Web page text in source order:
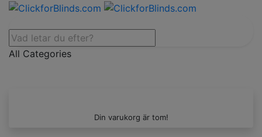
All Categories
Din varukorg är tom!